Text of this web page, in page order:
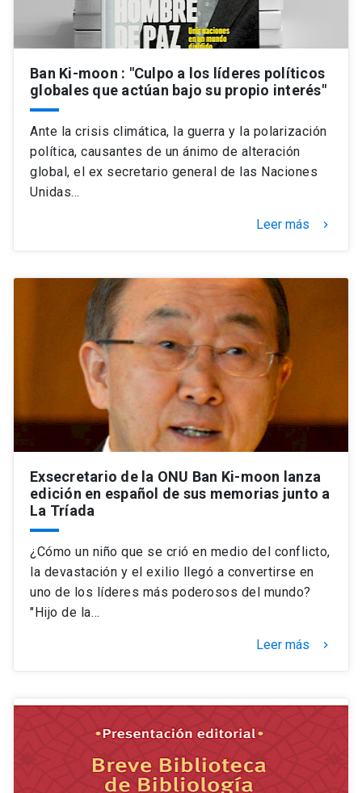
Ban Ki-moon : "Culpo a los líderes políticos
globales que actúan bajo su propio interés"
Ante la crisis climática, la guerra y la polarización
política, causantes de un ánimo de alteración
global, el ex secretario general de las Naciones
Unidas…
Leer más keyboard_arrow_right
Exsecretario de la ONU Ban Ki-moon lanza
edición en español de sus memorias junto a
La Tríada
¿Cómo un niño que se crió en medio del conflicto,
la devastación y el exilio llegó a convertirse en
uno de los líderes más poderosos del mundo?
"Hijo de la…
Leer más keyboard_arrow_right